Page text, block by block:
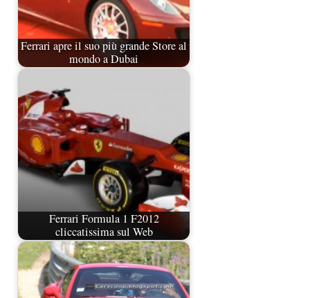
Ferrari apre il suo più grande Store al
mondo a Dubai
Ferrari Formula 1 F2012
cliccatissima sul Web